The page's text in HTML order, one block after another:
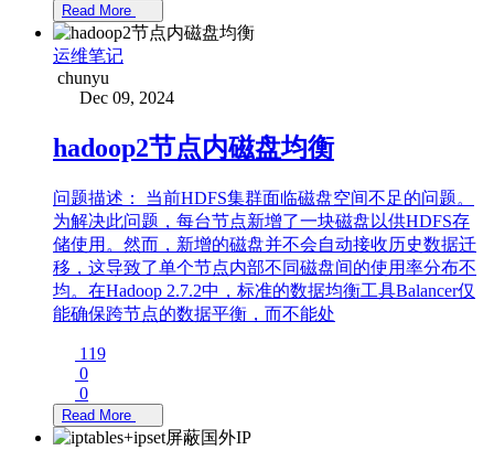
Read More
运维笔记
chunyu
Dec 09, 2024
hadoop2节点内磁盘均衡
问题描述： 当前HDFS集群面临磁盘空间不足的问题。
为解决此问题，每台节点新增了一块磁盘以供HDFS存
储使用。然而，新增的磁盘并不会自动接收历史数据迁
移，这导致了单个节点内部不同磁盘间的使用率分布不
均。在Hadoop 2.7.2中，标准的数据均衡工具Balancer仅
能确保跨节点的数据平衡，而不能处
119
0
0
Read More